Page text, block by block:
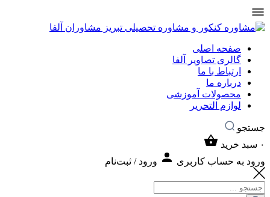
صفحه اصلی
گالری تصاویر آلفا
ارتباط با ما
درباره ما
محصولات آموزشی
لوازم التحریر
جستجو
۰ سبد خرید
ورود به حساب کاربری
ورود / ثبت‌نام